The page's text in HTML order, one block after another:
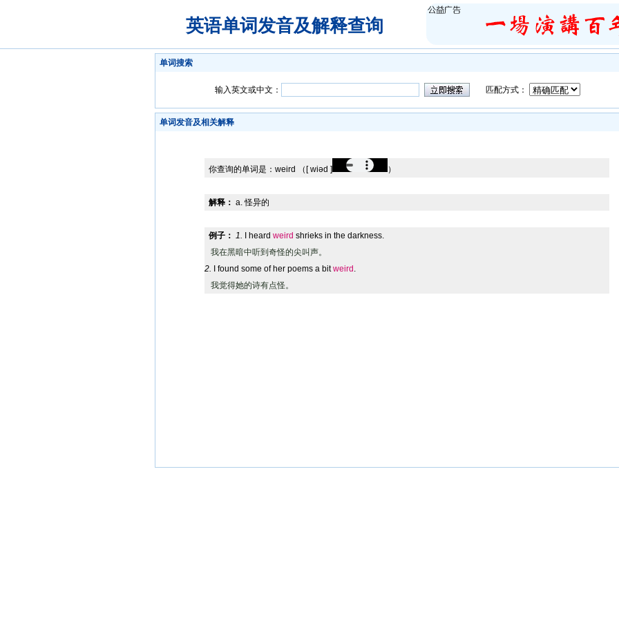
英语单词发音及解释查询
单词搜索
输入英文或中文： 匹配方式：
单词发音及相关解释
你查询的单词是： weird （[ wiəd ] ）
解释： a. 怪异的
例子： 1. I heard weird shrieks in the darkness.
我在黑暗中听到奇怪的尖叫声。
2. I found some of her poems a bitweird .
我觉得她的诗有点怪。